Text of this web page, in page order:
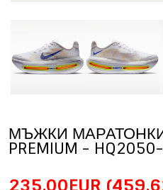
МЪЖКИ МАРАТОНКИ
PREMIUM -